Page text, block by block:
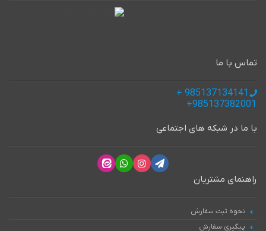
تماس با ما
با ما در شبکه های اجتماعی
راهنمای مشتریان
نحوه ثبت سفارش
پیگیری سفارش